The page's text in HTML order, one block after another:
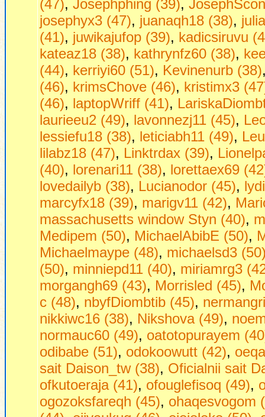
(47), Josephphing (39),
josephyx3 (47), juanaqh18 (38),
(41), juwikajufop (39), kadicsiruvu
kateaz18 (38), kathrynfz60 (38),
(44), kerriyi60 (51), Kevinenurb (38)
(46), krimsChove (46), kristimx3
(46), laptopWriff (41),
laurieeu2 (49), lavonnezj11 (45),
lessiefu18 (38), leticiabh11 (49),
lilabz18 (47), Linktrdax (39),
(40), lorenari11 (38), lorettaex69
lovedailyb (38), Lucianodor (45),
marcyfx18 (39), marigv11 (42),
massachusetts window Styn (40),
Medipem (50), MichaelAbibE (50),
Michaelmaype (48), michaelsd3
(50), minniepd11 (40), miriamrg3
morgangh69 (43), Morrisled (45),
с (48), nbyfDiombtib (45),
nikkiwc16 (38), Nikshova (49),
normauc60 (49), oatotopurayem
odibabe (51), odokoowutt (42),
sait Daison_tw (38), Oficialnii sait
ofkutoeraja (41), ofouglefisoq (49),
ogozoksfareqh (45), ohaqesvogom